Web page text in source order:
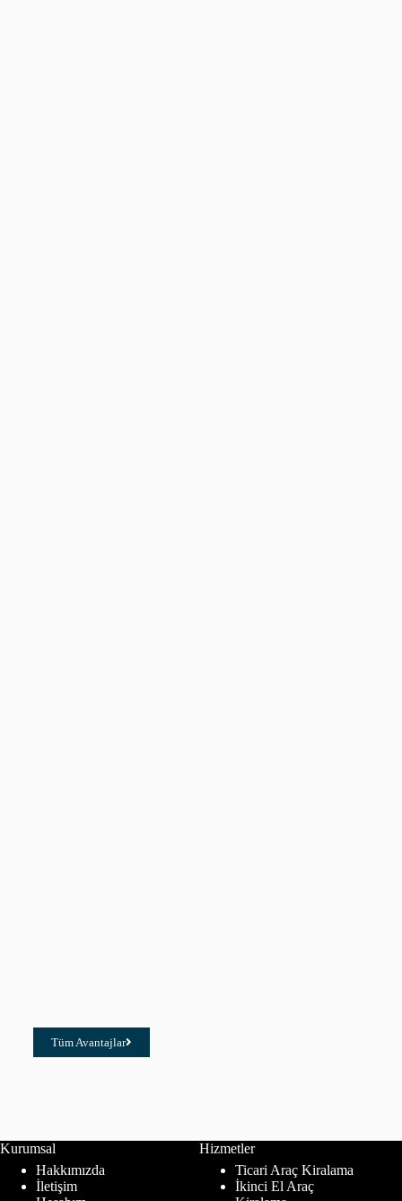
Tüm Avantajlar
Kurumsal
Hakkımızda
İletişim
Hizmetler
Ticari Araç Kiralama
İkinci El Araç